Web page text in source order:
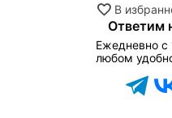
В
Ответим
Ежедневно с
любом